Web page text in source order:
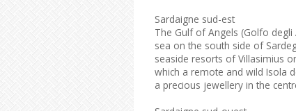
Sardaigne sud-est
The Gulf of Angels (Golfo
sea on the south side of
seaside resorts of Villasimius
which a remote and wild Isola
a precious jewellery in the